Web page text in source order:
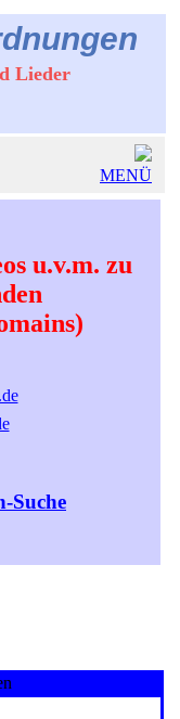
Lieder
MENÜ
u.v.m. zu
Suche